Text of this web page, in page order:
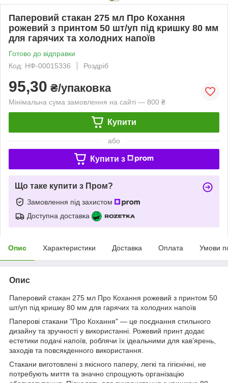
Паперовий стакан 275 мл Про Кохання
рожевий з принтом 50 шт/уп під кришку 80 мм
для гарячих та холодних напоїв
Готово до відправки
Код: НФ-00015336
Роздріб
95,30 ₴/упаковка
Мінімальна сума замовлення на сайті — 800 ₴
Купити
або
Купити з
Що таке купити з Пром?
Замовлення під захистом
Доступна доставка
Опис Характеристики Доставка Оплата Умови
Опис
Паперовий стакан 275 мл Про Кохання рожевий з принтом 50
шт/уп під кришку 80 мм для гарячих та холодних напоїв
Паперові стакани "Про Кохання" — це поєднання стильного
дизайну та зручності у використанні. Рожевий принт додає
естетики подачі напоїв, роблячи їх ідеальними для кав’ярень,
заходів та повсякденного використання.
Стакани виготовлені з якісного паперу, легкі та гігієнічні, не
потребують миття та значно спрощують організацію